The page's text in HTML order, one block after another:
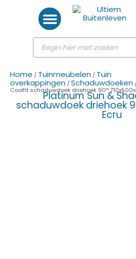
Home / Tuinmeubelen / Tuin
overkappingen /Schaduwdoeken
Coolfit schaduwdoek driehoek 90°
Platinum Sun &
schaduwdoek driehoek
Ecru